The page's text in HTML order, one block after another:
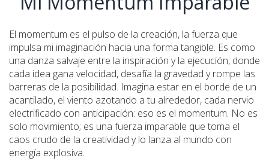
El momentum es el pulso de la creación, la fuerza que
impulsa mi imaginación hacia una forma tangible. Es como
una danza salvaje entre la inspiración y la ejecución, donde
cada idea gana velocidad, desafía la gravedad y rompe las
barreras de la posibilidad. Imagina estar en el borde de un
acantilado, el viento azotando a tu alrededor, cada nervio
electrificado con anticipación: eso es el momentum. No es
solo movimiento; es una fuerza imparable que toma el
caos crudo de la creatividad y lo lanza al mundo con
energía explosiva.